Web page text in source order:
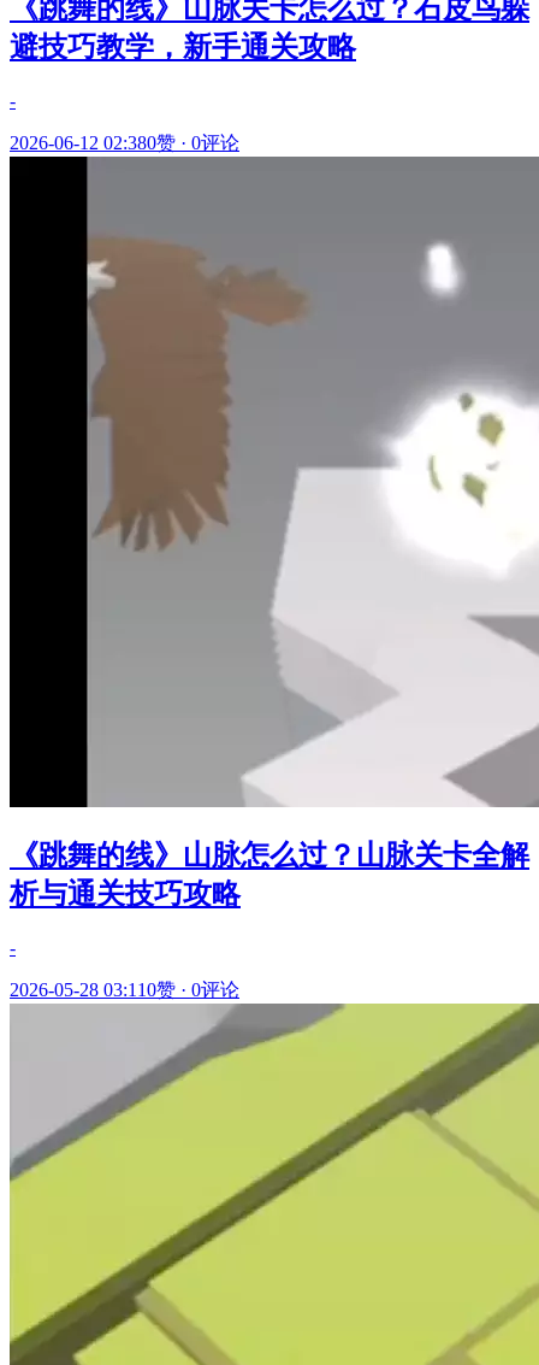
《跳舞的线》山脉关卡怎么过？石皮鸟躲
避技巧教学，新手通关攻略
-
2026-06-12 02:380赞 · 0评论
《跳舞的线》山脉怎么过？山脉关卡全解
析与通关技巧攻略
-
2026-05-28 03:110赞 · 0评论